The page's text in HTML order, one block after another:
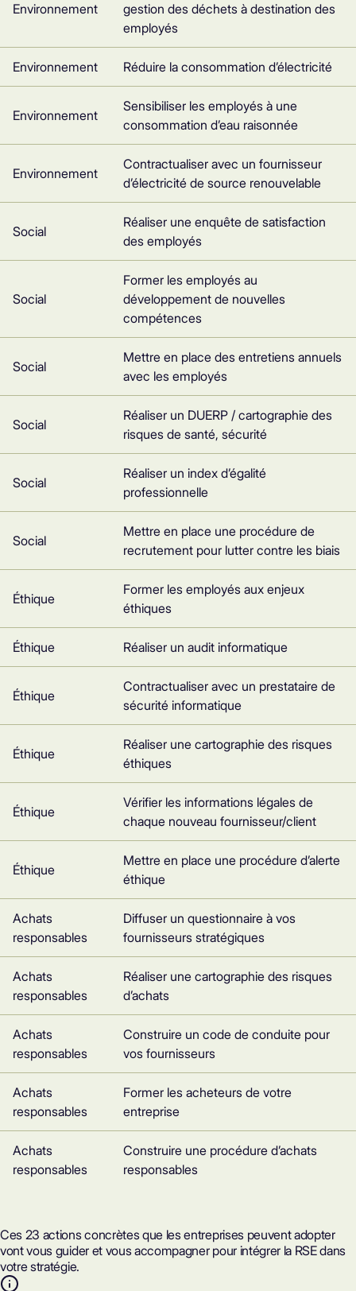
Environnement
gestion des déchets à destination des
employés
Environnement Réduire la consommation d’électricité
Environnement
Sensibiliser les employés à une
consommation d’eau raisonnée
Environnement
Contractualiser avec un fournisseur
d’électricité de source renouvelable
Social
Réaliser une enquête de satisfaction
des employés
Social
Former les employés au
développement de nouvelles
compétences
Social
Mettre en place des entretiens annuels
avec les employés
Social
Réaliser un DUERP / cartographie des
risques de santé, sécurité
Social
Réaliser un index d’égalité
professionnelle
Social
Mettre en place une procédure de
recrutement pour lutter contre les biais
Éthique
Former les employés aux enjeux
éthiques
Éthique Réaliser un audit informatique
Éthique
Contractualiser avec un prestataire de
sécurité informatique
Éthique
Réaliser une cartographie des risques
éthiques
Éthique
Vérifier les informations légales de
chaque nouveau fournisseur/client
Éthique
Mettre en place une procédure d’alerte
éthique
Achats
responsables
Diffuser un questionnaire à vos
fournisseurs stratégiques
Achats
responsables
Réaliser une cartographie des risques
d’achats
Achats
responsables
Construire un code de conduite pour
vos fournisseurs
Achats
responsables
Former les acheteurs de votre
entreprise
Achats
responsables
Construire une procédure d’achats
responsables
Ces 23 actions concrètes que les entreprises peuvent adopter
vont vous guider et vous accompagner pour intégrer la RSE dans
votre stratégie.